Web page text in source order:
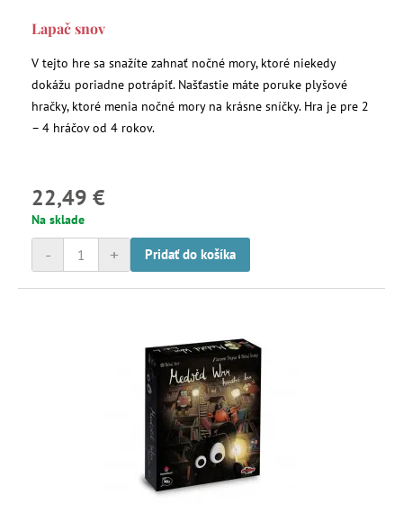
Lapač snov
V tejto hre sa snažíte zahnať nočné mory, ktoré niekedy
dokážu poriadne potrápiť. Našťastie máte poruke plyšové
hračky, ktoré menia nočné mory na krásne sníčky. Hra je pre 2
– 4 hráčov od 4 rokov.
22,49 €
Na sklade
+
- Pridať do košíka